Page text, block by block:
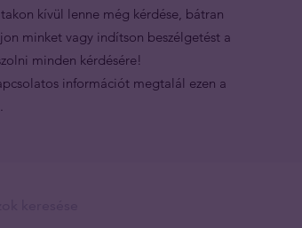
kívül lenne még kérdése, bátran
minket vagy indítson beszélgetést a
minden kérdésére!
információt megtalál ezen a